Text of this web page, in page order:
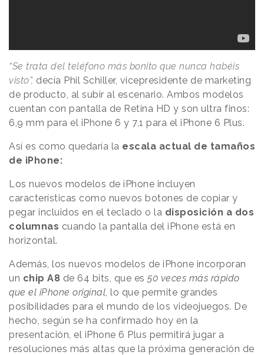
“Se trata del teléfono más bonito que nunca habéis
visto”, decía Phil Schiller, vicepresidente de marketing
de producto, al subir al escenario. Ambos modelos
cuentan con pantalla de Retina HD y son ultra finos:
6,9 mm para el iPhone 6 y 7,1 para el iPhone 6 Plus.
Así es como quedaría la escala actual de tamaños
de iPhone:
Los nuevos modelos de iPhone incluyen
características como nuevos botones de copiar y
pegar incluidos en el teclado o la disposición a dos
columnas cuando la pantalla del iPhone está en
horizontal.
Además, los nuevos modelos de iPhone incorporan
un chip A8 de 64 bits, que es 50 veces más rápido
que el iPhone original , lo que permite grandes
posibilidades para el mundo de los videojuegos. De
hecho, según se ha confirmado hoy en la
presentación, el iPhone 6 Plus permitirá jugar a
resoluciones más altas que la próxima generación de